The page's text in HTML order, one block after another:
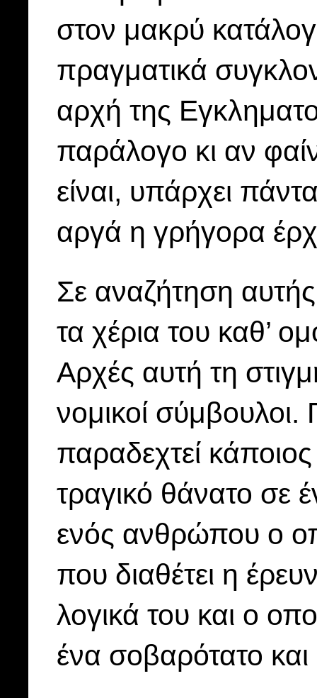
στον μακρύ
πραγματικά
αρχή της
παράλογο κι αν
είναι, υπάρχει
αργά η γρήγορα
Σε αναζήτηση
τα χέρια του καθ’
Αρχές αυτή τη
νομικοί
παραδεχτεί
τραγικό θάνατο σε
ενός ανθρώπου ο
που διαθέτει η
λογικά του και ο
ένα σοβαρότατο